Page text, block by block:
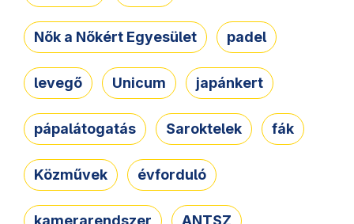
Nők a Nőkért Egyesület padel
levegő Unicum japánkert
pápalátogatás Saroktelek fák
Közművek évforduló
kamerarendszer ANTSZ